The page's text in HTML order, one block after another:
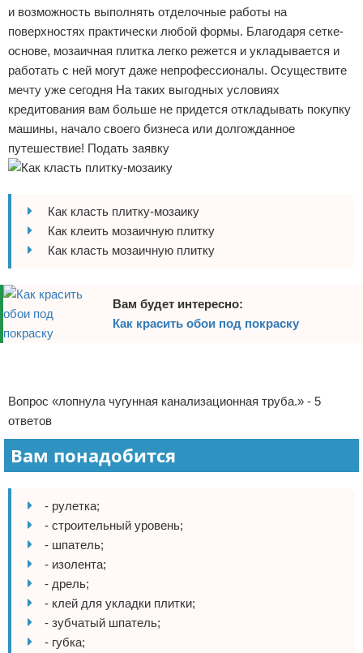
Ремонт квартиры
Ванная
Домашний быт
Коммунальные услуги
Сантехника
Безопасность
Стройматериалы
Разное
Условия предоставления информации
Отказ от ответственности
и возможность выполнять отделочные работы на
поверхностях практически любой формы. Благодаря сетке-
основе, мозаичная плитка легко режется и укладывается и
работать с ней могут даже непрофессионалы. Осуществите
мечту уже сегодня На таких выгодных условиях
кредитования вам больше не придется откладывать покупку
машины, начало своего бизнеса или долгожданное
путешествие! Подать заявку
Как класть плитку-мозаику
Как клеить мозаичную плитку
Как класть мозаичную плитку
Вам будет интересно:
Как красить обои под покраску
Вопрос «лопнула чугунная канализационная труба.» - 5
ответов
Вам понадобится
- рулетка;
- строительный уровень;
- шпатель;
- изолента;
- дрель;
- клей для укладки плитки;
- зубчатый шпатель;
- губка;